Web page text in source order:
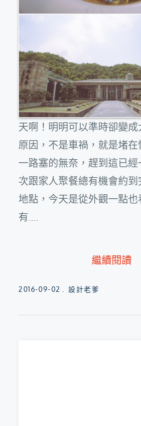
天啊！明明可以準時卻變
原因，不是車禍，就是堵在
一路塞的無奈，趕到這已
次跟家人聚餐總有機會約
地點，今天是從外觀一點也
有....
繼續閱讀
Posted
2016-09-02 設計老爹